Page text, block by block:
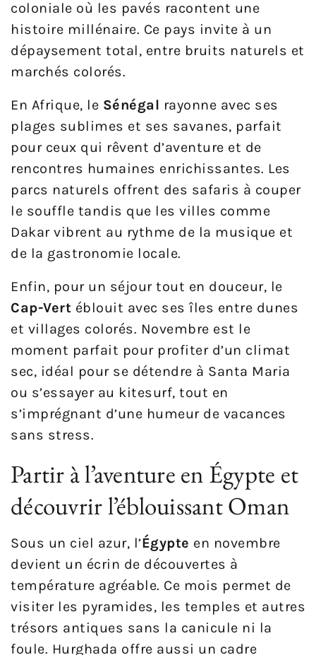
coloniale où les pavés racontent une
histoire millénaire. Ce pays invite à un
dépaysement total, entre bruits naturels et
marchés colorés.
En Afrique, le Sénégal rayonne avec ses
plages sublimes et ses savanes, parfait
pour ceux qui rêvent d’aventure et de
rencontres humaines enrichissantes. Les
parcs naturels offrent des safaris à couper
le souffle tandis que les villes comme
Dakar vibrent au rythme de la musique et
de la gastronomie locale.
Enfin, pour un séjour tout en douceur, le
Cap-Vert éblouit avec ses îles entre dunes
et villages colorés. Novembre est le
moment parfait pour profiter d’un climat
sec, idéal pour se détendre à Santa Maria
ou s’essayer au kitesurf, tout en
s’imprégnant d’une humeur de vacances
sans stress.
Partir à l’aventure en Égypte et
découvrir l’éblouissant Oman
Sous un ciel azur, l’Égypte en novembre
devient un écrin de découvertes à
température agréable. Ce mois permet de
visiter les pyramides, les temples et autres
trésors antiques sans la canicule ni la
foule. Hurghada offre aussi un cadre